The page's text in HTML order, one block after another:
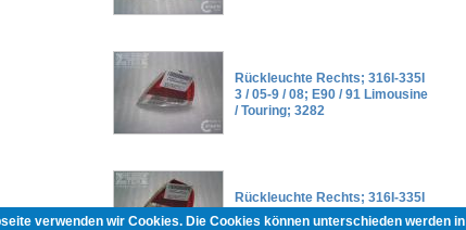
Rückleuchte Rechts; 316I-335I
3 / 05-9 / 08; E90 / 91 Limousine
/ Touring; 3282
Rückleuchte Rechts; 316I-335I
3 / 05-9 / 08; E90 / 91 Limousine
verwenden wir Cookies. Die Cookies können unterschieden werden in